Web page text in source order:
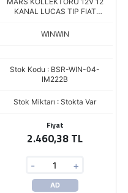
KANAL LUCAS TIP FIAT
TIT107
WINWIN
Stok Kodu : BSR-WIN-04-
IM222B
Stok Miktarı : Stokta Var
Fiyat
2.460,38 TL
- +
AD